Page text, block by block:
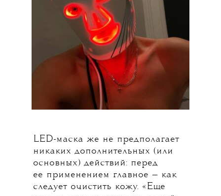
LED-маска же не предполагает
никаких дополнительных (или
основных) действий: перед
ее применением главное — как
следует очистить кожу. «Еще